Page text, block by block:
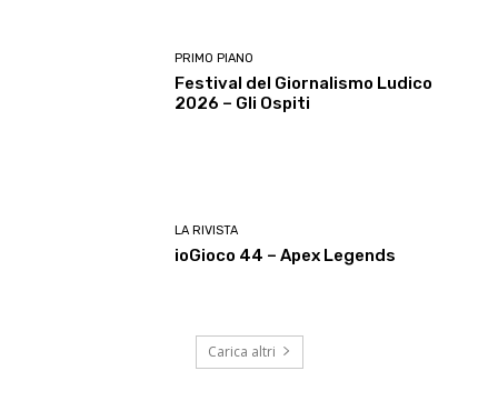
PRIMO PIANO
Festival del Giornalismo Ludico
2026 – Gli Ospiti
LA RIVISTA
ioGioco 44 – Apex Legends
Carica altri